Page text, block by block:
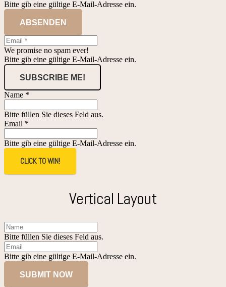
Bitte gib eine gültige E-Mail-Adresse ein.
ABSENDEN
We promise no spam ever!
Bitte gib eine gültige E-Mail-Adresse ein.
SUBSCRIBE ME!
Name *
Bitte füllen Sie dieses Feld aus.
Email *
Bitte gib eine gültige E-Mail-Adresse ein.
CLICK TO WIN!
Vertical Layout
Bitte füllen Sie dieses Feld aus.
Bitte gib eine gültige E-Mail-Adresse ein.
SUBMIT NOW